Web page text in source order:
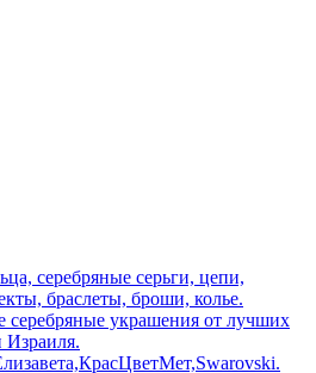
серебряные серьги, цепи,
браслеты, броши, колье.
серебряные украшения от лучших
Израиля.